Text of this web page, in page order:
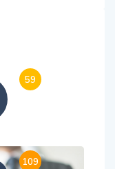
59
109